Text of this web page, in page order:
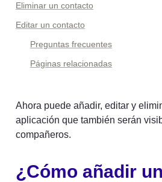
Eliminar un contacto
Editar un contacto
Preguntas frecuentes
Páginas relacionadas
Ahora puede añadir, editar y
aplicación que también serán
compañeros.
¿Cómo añadir